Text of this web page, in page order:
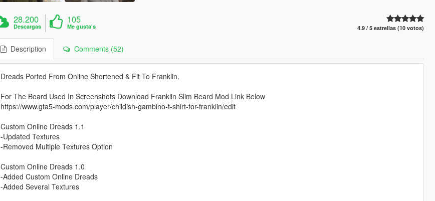
28.200
Descargas
105
Me gusta's 4.9 / 5 estrellas (10 votos)
Description Comments (52)
Dreads Ported From Online Shortened & Fit To Franklin.
For The Beard Used In Screenshots Download Franklin Slim Beard Mod Link Below
https://www.gta5-mods.com/player/childish-gambino-t-shirt-for-franklin/edit
Custom Online Dreads 1.1
-Updated Textures
-Removed Multiple Textures Option
Custom Online Dreads 1.0
-Added Custom Online Dreads
-Added Several Textures